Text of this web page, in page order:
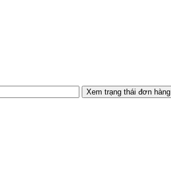
Xem trạng thái đơn hàng